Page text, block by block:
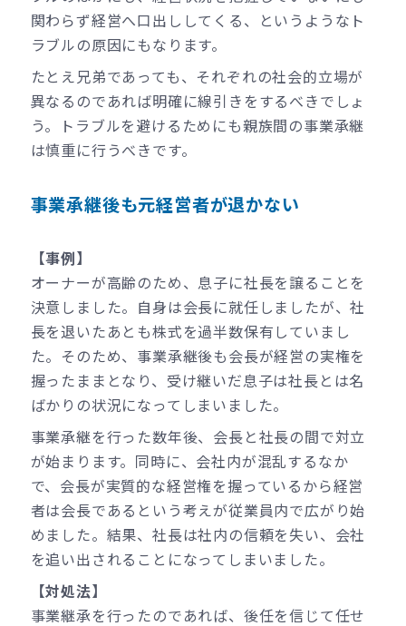
関わらず経営へ口出ししてくる、というようなト
ラブルの原因にもなります。
たとえ兄弟であっても、それぞれの社会的立場が
異なるのであれば明確に線引きをするべきでしょ
う。トラブルを避けるためにも親族間の事業承継
は慎重に行うべきです。
事業承継後も元経営者が退かない
【事例】
オーナーが高齢のため、息子に社長を譲ることを
決意しました。自身は会長に就任しましたが、社
長を退いたあとも株式を過半数保有していまし
た。そのため、事業承継後も会長が経営の実権を
握ったままとなり、受け継いだ息子は社長とは名
ばかりの状況になってしまいました。
事業承継を行った数年後、会長と社長の間で対立
が始まります。同時に、会社内が混乱するなか
で、会長が実質的な経営権を握っているから経営
者は会長であるという考えが従業員内で広がり始
めました。結果、社長は社内の信頼を失い、会社
を追い出されることになってしまいました。
【対処法】
事業継承を行ったのであれば、後任を信じて任せ